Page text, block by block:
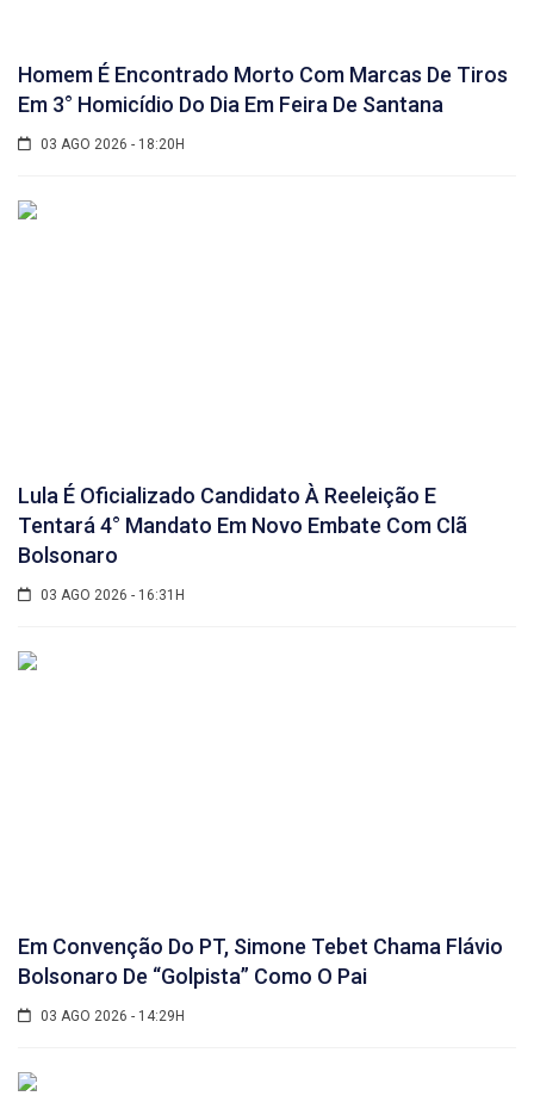
Homem É Encontrado Morto Com Marcas De Tiros
Em 3° Homicídio Do Dia Em Feira De Santana
03 AGO 2026 - 18:20H
Lula É Oficializado Candidato À Reeleição E
Tentará 4° Mandato Em Novo Embate Com Clã
Bolsonaro
03 AGO 2026 - 16:31H
Em Convenção Do PT, Simone Tebet Chama Flávio
Bolsonaro De “golpista” Como O Pai
03 AGO 2026 - 14:29H